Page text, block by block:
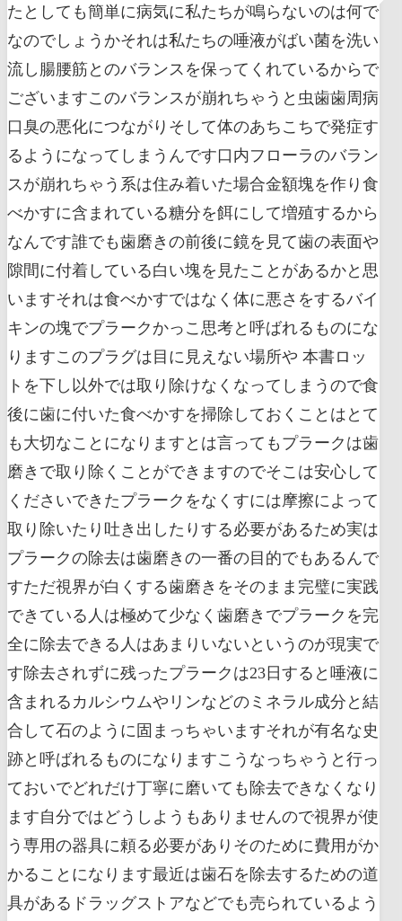
たとしても簡単に病気に私たちが鳴らないのは何で
なのでしょうかそれは私たちの唾液がばい菌を洗い
流し腸腰筋とのバランスを保ってくれているからで
ございますこのバランスが崩れちゃうと虫歯歯周病
口臭の悪化につながりそして体のあちこちで発症す
るようになってしまうんです口内フローラのバラン
スが崩れちゃう系は住み着いた場合金額塊を作り食
べかすに含まれている糖分を餌にして増殖するから
なんです誰でも歯磨きの前後に鏡を見て歯の表面や
隙間に付着している白い塊を見たことがあるかと思
いますそれは食べかすではなく体に悪さをするバイ
キンの塊でプラークかっこ思考と呼ばれるものにな
りますこのプラグは目に見えない場所や 本書ロッ
トを下し以外では取り除けなくなってしまうので食
後に歯に付いた食べかすを掃除しておくことはとて
も大切なことになりますとは言ってもプラークは歯
磨きで取り除くことができますのでそこは安心して
くださいできたプラークをなくすには摩擦によって
取り除いたり吐き出したりする必要があるため実は
プラークの除去は歯磨きの一番の目的でもあるんで
すただ視界が白くする歯磨きをそのまま完璧に実践
できている人は極めて少なく歯磨きでプラークを完
全に除去できる人はあまりいないというのが現実で
す除去されずに残ったプラークは23日すると唾液に
含まれるカルシウムやリンなどのミネラル成分と結
合して石のように固まっちゃいますそれが有名な史
跡と呼ばれるものになりますこうなっちゃうと行っ
ておいでどれだけ丁寧に磨いても除去できなくなり
ます自分ではどうしようもありませんので視界が使
う専用の器具に頼る必要がありそのために費用がか
かることになります最近は歯石を除去するための道
具があるドラッグストアなどでも売られているよう